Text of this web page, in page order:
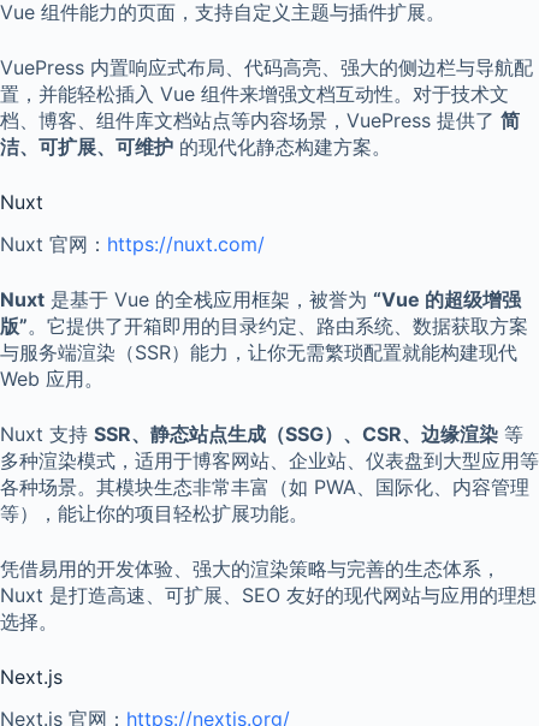
Vue 组件能力的页面，支持自定义主题与插件扩展。
VuePress 内置响应式布局、代码高亮、强大的侧边栏与导航配
置，并能轻松插入 Vue 组件来增强文档互动性。对于技术文
档、博客、组件库文档站点等内容场景，VuePress 提供了 简
洁、可扩展、可维护 的现代化静态构建方案。
Nuxt
Nuxt 官网： https://nuxt.com/
Nuxt 是基于 Vue 的全栈应用框架，被誉为 “Vue 的超级增强
版”。它提供了开箱即用的目录约定、路由系统、数据获取方案
与服务端渲染（SSR）能力，让你无需繁琐配置就能构建现代
Web 应用。
Nuxt 支持 SSR、静态站点生成（SSG）、CSR、边缘渲染 等
多种渲染模式，适用于博客网站、企业站、仪表盘到大型应用等
各种场景。其模块生态非常丰富（如 PWA、国际化、内容管理
等），能让你的项目轻松扩展功能。
凭借易用的开发体验、强大的渲染策略与完善的生态体系，
Nuxt 是打造高速、可扩展、SEO 友好的现代网站与应用的理想
选择。
Next.js
Next.js 官网： https://nextjs.org/